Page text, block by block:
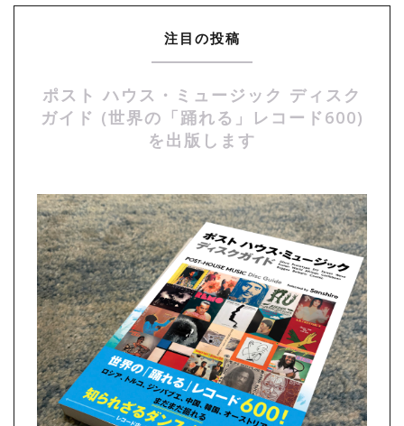
注目の投稿
ポスト ハウス・ミュージック ディスク
ガイド (世界の「踊れる」レコード600)
を出版します